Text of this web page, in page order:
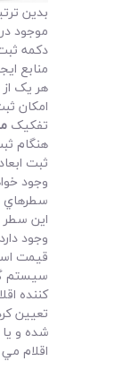
بدين
موجود
دکمه
منابع
هر يک از
امکان
تفکيک
هنگام
ثبت
وجود
سطرهاي
اين سطر
وجود
قيمت
سيستم
کننده
تعيين
شده و يا
اقلام